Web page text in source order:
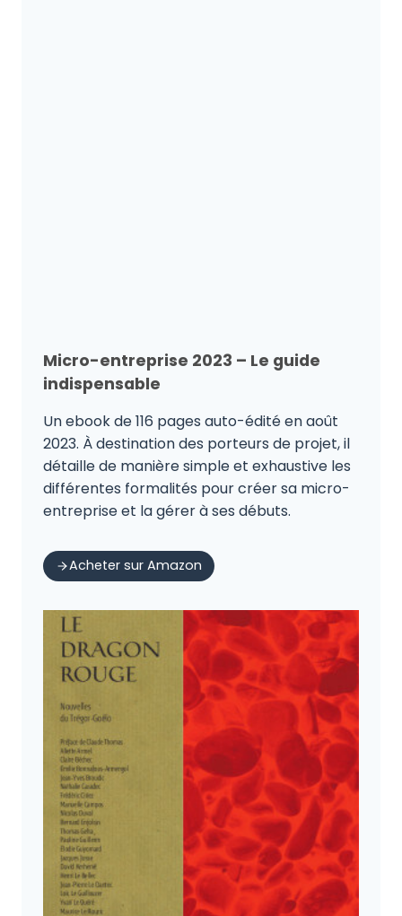
Micro-entreprise 2023 – Le guide
indispensable
Un ebook de 116 pages auto-édité en août
2023. À destination des porteurs de projet, il
détaille de manière simple et exhaustive les
différentes formalités pour créer sa micro-
entreprise et la gérer à ses débuts.
Acheter sur Amazon